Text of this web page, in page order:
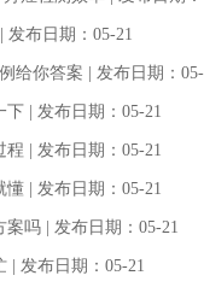
| 发布日期：05-21
给你答案 | 发布日期：
下 | 发布日期：05-21
程 | 发布日期：05-21
懂 | 发布日期：05-21
案吗 | 发布日期：05-21
| 发布日期：05-21